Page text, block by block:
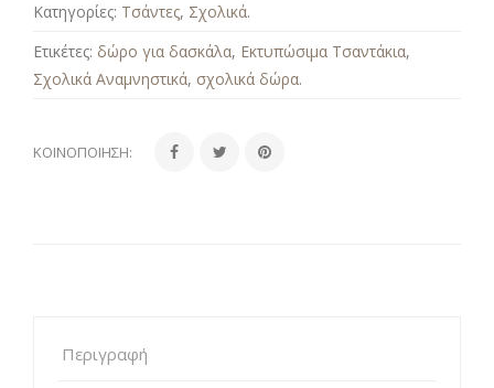
Κατηγορίες: Τσάντες, Σχολικά.
Ετικέτες: δώρο για δασκάλα, Εκτυπώσιμα Τσαντάκια,
Σχολικά Αναμνηστικά, σχολικά δώρα.
ΚΟΙΝΟΠΟΊΗΣΗ:
Περιγραφή